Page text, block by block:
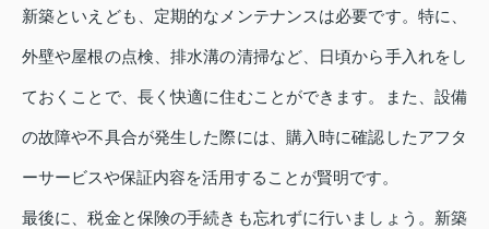
新築といえども、定期的なメンテナンスは必要です。特に、
外壁や屋根の点検、排水溝の清掃など、日頃から手入れをし
ておくことで、長く快適に住むことができます。また、設備
の故障や不具合が発生した際には、購入時に確認したアフタ
ーサービスや保証内容を活用することが賢明です。
最後に、税金と保険の手続きも忘れずに行いましょう。新築